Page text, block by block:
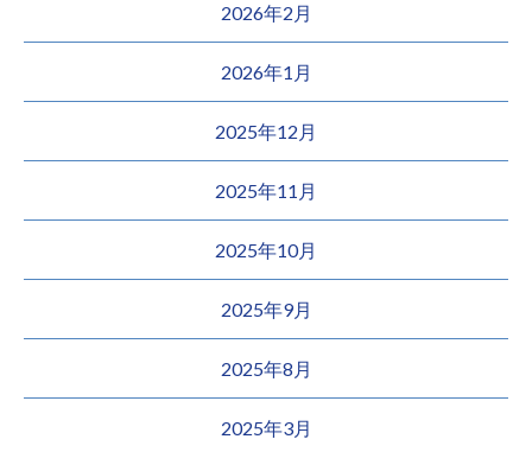
2026年2月
2026年1月
2025年12月
2025年11月
2025年10月
2025年9月
2025年8月
2025年3月